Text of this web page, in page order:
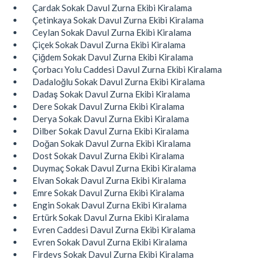
Çardak Sokak Davul Zurna Ekibi Kiralama
Çetinkaya Sokak Davul Zurna Ekibi Kiralama
Ceylan Sokak Davul Zurna Ekibi Kiralama
Çiçek Sokak Davul Zurna Ekibi Kiralama
Çiğdem Sokak Davul Zurna Ekibi Kiralama
Çorbacı Yolu Caddesi Davul Zurna Ekibi Kiralama
Dadaloğlu Sokak Davul Zurna Ekibi Kiralama
Dadaş Sokak Davul Zurna Ekibi Kiralama
Dere Sokak Davul Zurna Ekibi Kiralama
Derya Sokak Davul Zurna Ekibi Kiralama
Dilber Sokak Davul Zurna Ekibi Kiralama
Doğan Sokak Davul Zurna Ekibi Kiralama
Dost Sokak Davul Zurna Ekibi Kiralama
Duymaç Sokak Davul Zurna Ekibi Kiralama
Elvan Sokak Davul Zurna Ekibi Kiralama
Emre Sokak Davul Zurna Ekibi Kiralama
Engin Sokak Davul Zurna Ekibi Kiralama
Ertürk Sokak Davul Zurna Ekibi Kiralama
Evren Caddesi Davul Zurna Ekibi Kiralama
Evren Sokak Davul Zurna Ekibi Kiralama
Firdevs Sokak Davul Zurna Ekibi Kiralama